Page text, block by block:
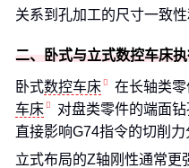
关系到孔加工的尺寸一致性
二、卧式与立式数控车床
卧式数控车床 在长轴类
车床
对盘类零件的端面
直接影响G74指令的切削力
立式布局的Z轴刚性通常更